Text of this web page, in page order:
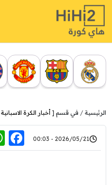
الرئيسية في قسم [ أخبار الكرة الاسبانية
2026/05/21 - 00:03